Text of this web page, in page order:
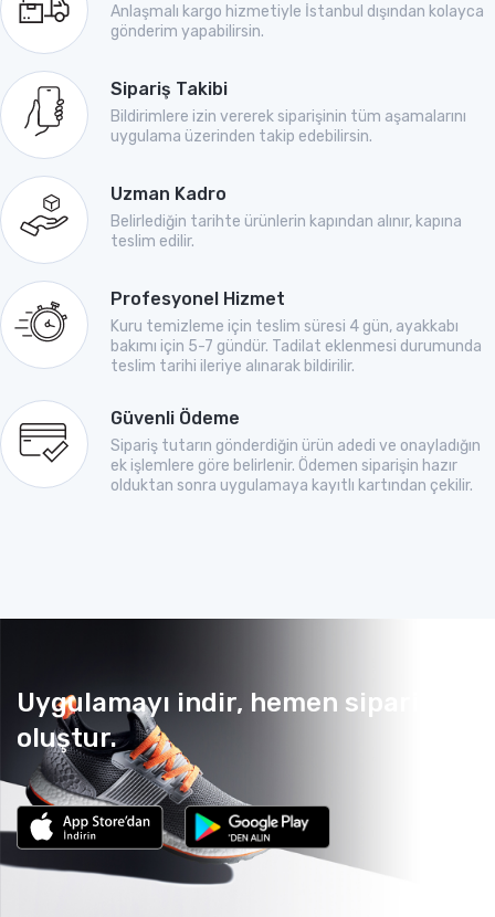
Anlaşmalı kargo hizmetiyle İstanbul dışından kolayca
gönderim yapabilirsin.
Sipariş Takibi
Bildirimlere izin vererek siparişinin tüm aşamalarını
uygulama üzerinden takip edebilirsin.
Uzman Kadro
Belirlediğin tarihte ürünlerin kapından alınır, kapına
teslim edilir.
Profesyonel Hizmet
Kuru temizleme için teslim süresi 4 gün, ayakkabı
bakımı için 5-7 gündür. Tadilat eklenmesi durumunda
teslim tarihi ileriye alınarak bildirilir.
Güvenli Ödeme
Sipariş tutarın gönderdiğin ürün adedi ve onayladığın
ek işlemlere göre belirlenir. Ödemen siparişin hazır
olduktan sonra uygulamaya kayıtlı kartından çekilir.
Uygulamayı indir, hemen sipariş
oluştur.